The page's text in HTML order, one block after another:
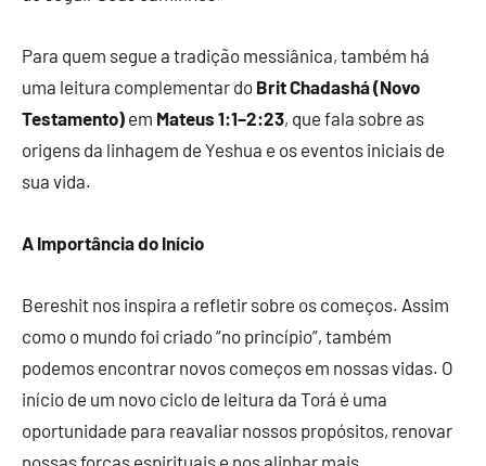
Para quem segue a tradição messiânica, também há
uma leitura complementar do Brit Chadashá (Novo
Testamento) em Mateus 1:1–2:23, que fala sobre as
origens da linhagem de Yeshua e os eventos iniciais de
sua vida.
A Importância do Início
Bereshit nos inspira a refletir sobre os começos. Assim
como o mundo foi criado “no princípio”, também
podemos encontrar novos começos em nossas vidas. O
início de um novo ciclo de leitura da Torá é uma
oportunidade para reavaliar nossos propósitos, renovar